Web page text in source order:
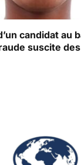
candidat au
suscite